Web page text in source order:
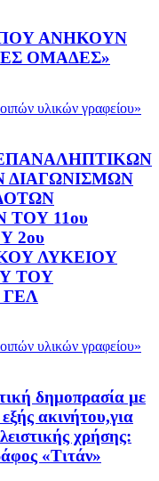
ΑΝΗΚΟΥΝ
ΟΜΑΔΕΣ»
ΔΙΑΓΩΝΙΣΜΩΝ
ΤΟΥ 11ου
2ου
ΛΥΚΕΙΟΥ
ΤΟΥ
δημοπρασία με
ακινήτου,για
χρήσης:
«Τιτάν»